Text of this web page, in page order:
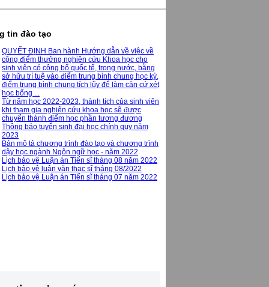
tin đào tạo
QUYẾT ĐỊNH Ban hành Hướng dẫn về việc về
cộng điểm thưởng nghiên cứu Khoa học cho
sinh viên có công bố quốc tế, trong nước, bằng
sở hữu trí tuệ vào điểm trung bình chung học kỳ,
điểm trung bình chung tích lũy để làm căn cứ xét
học bổng ...
Từ năm học 2022-2023, thành tích của sinh viên
khi tham gia nghiên cứu khoa học sẽ được
chuyển thành điểm học phần tương đương
Thông báo tuyển sinh đại học chính quy năm
2023
Bản mô tả chương trình đào tạo và chương trình
dậy học ngành Ngôn ngữ học - năm 2022
Lịch bảo vệ Luận án Tiến sĩ tháng 08 năm 2022
Lịch bảo vệ luận văn thạc sĩ tháng 08/2022
Lịch bảo vệ Luận án Tiến sĩ tháng 07 năm 2022